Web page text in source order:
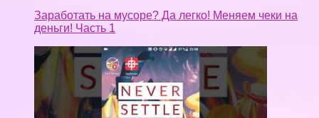
Заработать на мусоре? Да легко! Меняем чеки на
деньги! Часть 1